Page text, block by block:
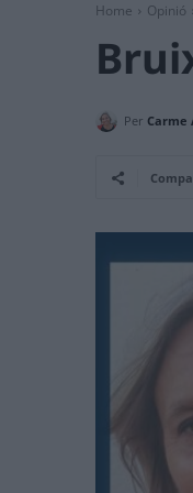
Home Opinió
Per Carme